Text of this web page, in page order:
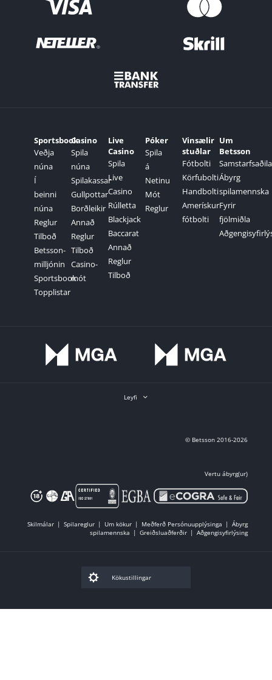
Sportsbook
Veðja
núna
Í
beinni
núna
Reglur
Tilboð
Betsson-
milljónin
Sportsbook
Topplistar
Casino
Spila
núna
Spilakassar
Gullpottar
Borðleikir
Annað
Reglur
Tilboð
Casino-
mót
Live
Casino
Spila
Live
Casino
Rúlletta
Blackjack
Baccarat
Annað
Reglur
Tilboð
Póker
Spila
á
Netinu
Mót
Reglur
Vinsælir
stuðlar
Fótbolti
Körfubolti
Handbolti
Amerískur
fótbolti
Um
Betsson
Ábyrg
spilamennska
Fyrir
fjölmiðla
Leyfi
© Betsson 2016-2026
Vertu ábyrg(ur)
Skilmálar Spilareglur Um kökur Meðferð Persónuupplýsinga
Ábyrg
spilamennska
Greiðsluaðferðir Aðgengisyfirlýsing
Kökustillingar